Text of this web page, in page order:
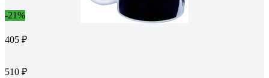
-21%
405 ₽
510 ₽